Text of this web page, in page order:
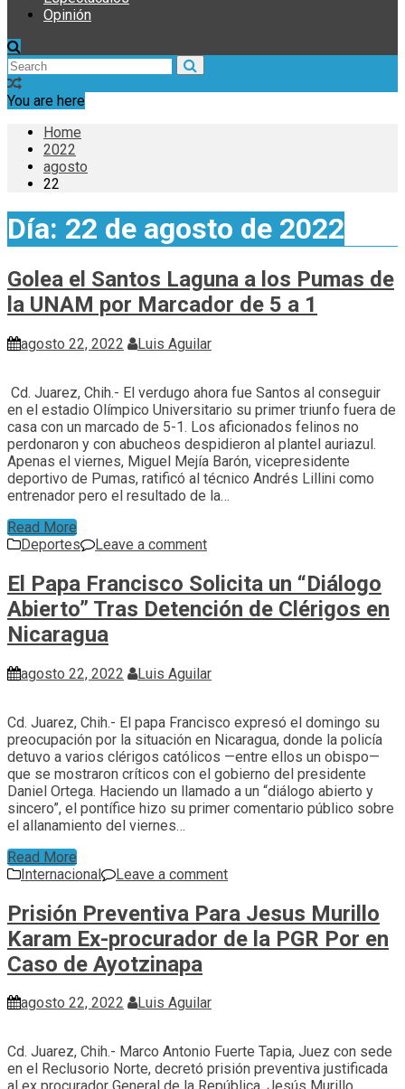
Opinión
You are here
Home
2022
agosto
22
Día: 22 de agosto de 2022
Golea el Santos Laguna a los Pumas de
la UNAM por Marcador de 5 a 1
agosto 22, 2022 Luis Aguilar
Cd. Juarez, Chih.- El verdugo ahora fue Santos al conseguir
en el estadio Olímpico Universitario su primer triunfo fuera de
casa con un marcado de 5-1. Los aficionados felinos no
perdonaron y con abucheos despidieron al plantel auriazul.
Apenas el viernes, Miguel Mejía Barón, vicepresidente
deportivo de Pumas, ratificó al técnico Andrés Lillini como
entrenador pero el resultado de la…
Read More
Deportes
Leave a comment
El Papa Francisco Solicita un “Diálogo
Abierto” Tras Detención de Clérigos en
Nicaragua
agosto 22, 2022 Luis Aguilar
Cd. Juarez, Chih.- El papa Francisco expresó el domingo su
preocupación por la situación en Nicaragua, donde la policía
detuvo a varios clérigos católicos —entre ellos un obispo—
que se mostraron críticos con el gobierno del presidente
Daniel Ortega. Haciendo un llamado a un “diálogo abierto y
sincero”, el pontífice hizo su primer comentario público sobre
el allanamiento del viernes…
Read More
Internacional
Leave a comment
Prisión Preventiva Para Jesus Murillo
Karam Ex-procurador de la PGR Por en
Caso de Ayotzinapa
agosto 22, 2022 Luis Aguilar
Cd. Juarez, Chih.- Marco Antonio Fuerte Tapia, Juez con sede
en el Reclusorio Norte, decretó prisión preventiva justificada